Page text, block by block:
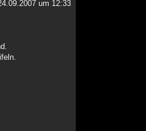
um 12:33